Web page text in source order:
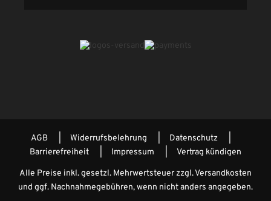
AGB Widerrufsbelehrung
Datenschutz
Barrierefreiheit
Impressum Vertrag kündigen
Alle Preise inkl. gesetzl. Mehrwertsteuer zzgl.Versandkosten
und ggf. Nachnahmegebühren, wenn nicht anders angegeben.